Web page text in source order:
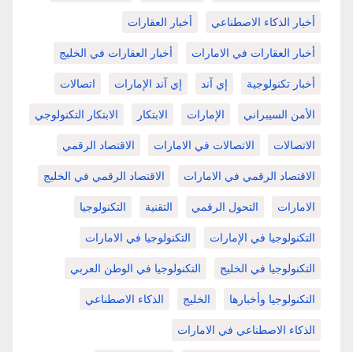
أخبار الذكاء الاصطناعي أخبار العقارات
أخبار العقارات في الامارات أخبار العقارات في الخليج
أخبار تكنولوجية إي آند إي آند الإمارات اتصالات
الأمن السيبراني الإمارات الابتكار الابتكار التكنولوجي
الاتصالات الاتصالات في الامارات الاقتصاد الرقمي
الاقتصاد الرقمي في الامارات الاقتصاد الرقمي في الخليج
الامارات التحول الرقمي التقنية التكنولوجيا
التكنولوجيا في الإمارات التكنولوجيا في الامارات
التكنولوجيا في الخليج التكنولوجيا في الوطن العربي
التكنولوجيا وأخبارها الخليج الذكاء الاصطناعي
الذكاء الاصطناعي في الامارات